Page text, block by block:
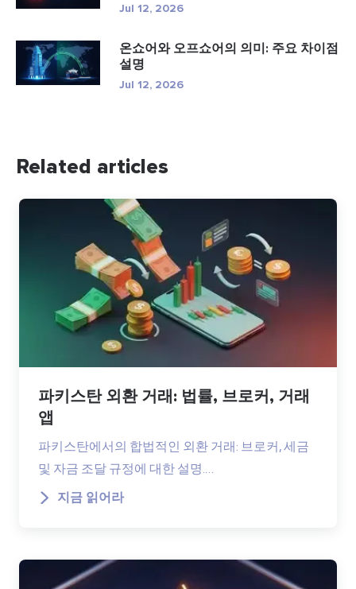
Jul 12, 2026
온쇼어와 오프쇼어의 의미: 주요 차이점
설명
Jul 12, 2026
Related articles
파키스탄 외환 거래: 법률, 브로커, 거래
앱
파키스탄에서의 합법적인 외환 거래: 브로커, 세금
및 자금 조달 규정에 대한 설명.…
지금 읽어라